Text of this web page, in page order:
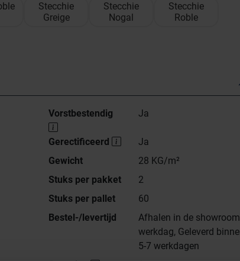
Stecchie
Greige
Stecchie
Nogal
Stecchie
Roble
Vorstbestendig Ja
Gerectificeerd
Ja
Gewicht
28 KG/m²
Stuks per pakket
2
Stuks per pallet
60
Bestel-/levertijd
Afhalen in de showroom
werkdag, Geleverd
5-7 werkdagen